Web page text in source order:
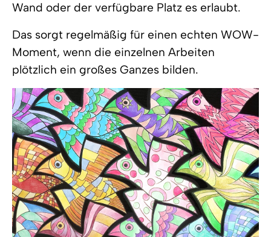
Wand oder der verfügbare Platz es erlaubt.
Das sorgt regelmäßig für einen echten WOW-
Moment, wenn die einzelnen Arbeiten
plötzlich ein großes Ganzes bilden.